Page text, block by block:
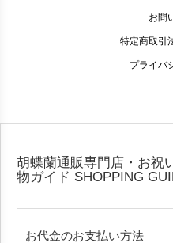
お問
特定商取引
プライバ
胡蝶蘭通販専門店・お祝
物ガイド SHOPPING
お代金のお支払い方法